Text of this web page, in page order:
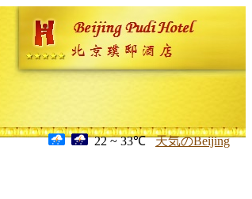
22 ~ 33℃ 天気のBeijing